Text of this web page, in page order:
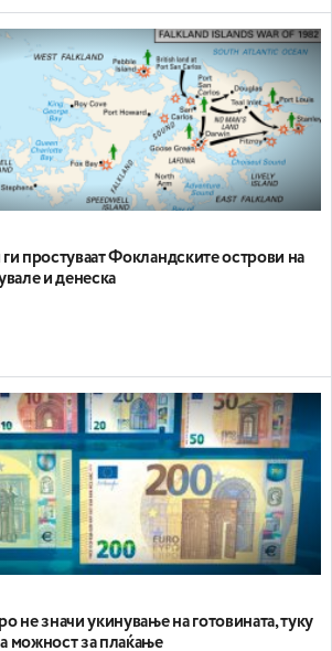
простуваат Фокландските острови на
и денеска
не значи укинување на готовината, туку
можност за плаќање